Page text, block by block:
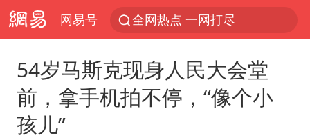
网易号 全网热点 一网打尽
54岁马斯克现身人民大会堂
前，拿手机拍不停，“像个小
孩儿”